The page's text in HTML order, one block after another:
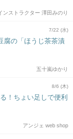
ンストラクター 澤田みのり
7/22 (水)
腐の「ほうじ茶茶漬
五十嵐ゆかり
8/6 (木)
！ちょい足しで便利
アンジェ web shop